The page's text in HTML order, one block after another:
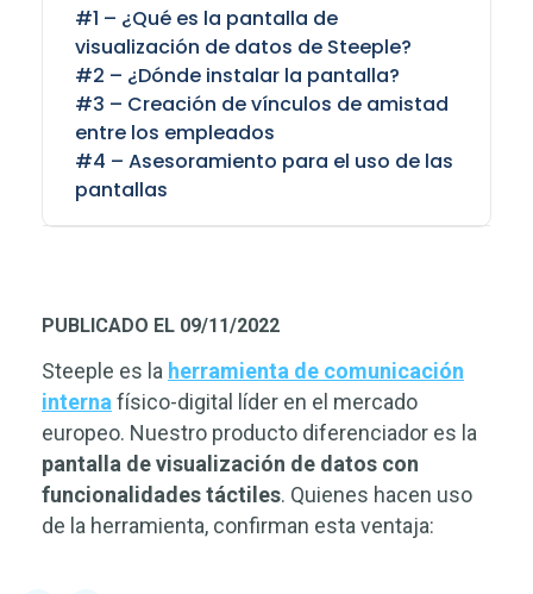
PUBLICADO EL 09/11/2022
Steeple es la herramienta de comunicación
interna físico-digital líder en el mercado
europeo. Nuestro producto diferenciador es la
pantalla de visualización de datos con
funcionalidades táctiles. Quienes hacen uso
de la herramienta, confirman esta ventaja:
#1 – ¿Qué es la pantalla de
visualización de datos de Steeple?
#2 – ¿Dónde instalar la pantalla?
#3 – Creación de vínculos de amistad
entre los empleados
#4 – Asesoramiento para el uso de las
pantallas